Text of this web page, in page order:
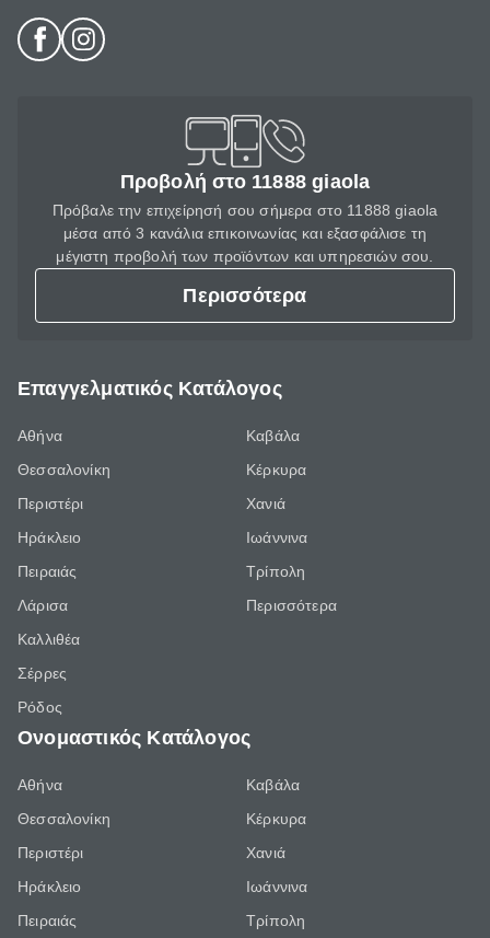
Προβολή στο 11888 giaola
Πρόβαλε την επιχείρησή σου σήμερα στο 11888 giaola
μέσα από 3 κανάλια επικοινωνίας και εξασφάλισε τη
μέγιστη προβολή των προϊόντων και υπηρεσιών σου.
Περισσότερα
Επαγγελματικός Κατάλογος
Αθήνα
Θεσσαλονίκη
Περιστέρι
Ηράκλειο
Πειραιάς
Λάρισα
Καλλιθέα
Σέρρες
Ρόδος
Καβάλα
Κέρκυρα
Χανιά
Ιωάννινα
Τρίπολη
Περισσότερα
Ονομαστικός Κατάλογος
Αθήνα
Θεσσαλονίκη
Περιστέρι
Ηράκλειο
Πειραιάς
Καβάλα
Κέρκυρα
Χανιά
Ιωάννινα
Τρίπολη